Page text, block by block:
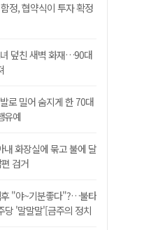
정, 협약식이 투자 확정
덮친 새벽 화재…90대
로 밀어 숨지게 한 70대
유예
화장실에 묶고 불에 달
검거
후 "야~기분좋다"?…불타
당 '말말말'[금주의 정치